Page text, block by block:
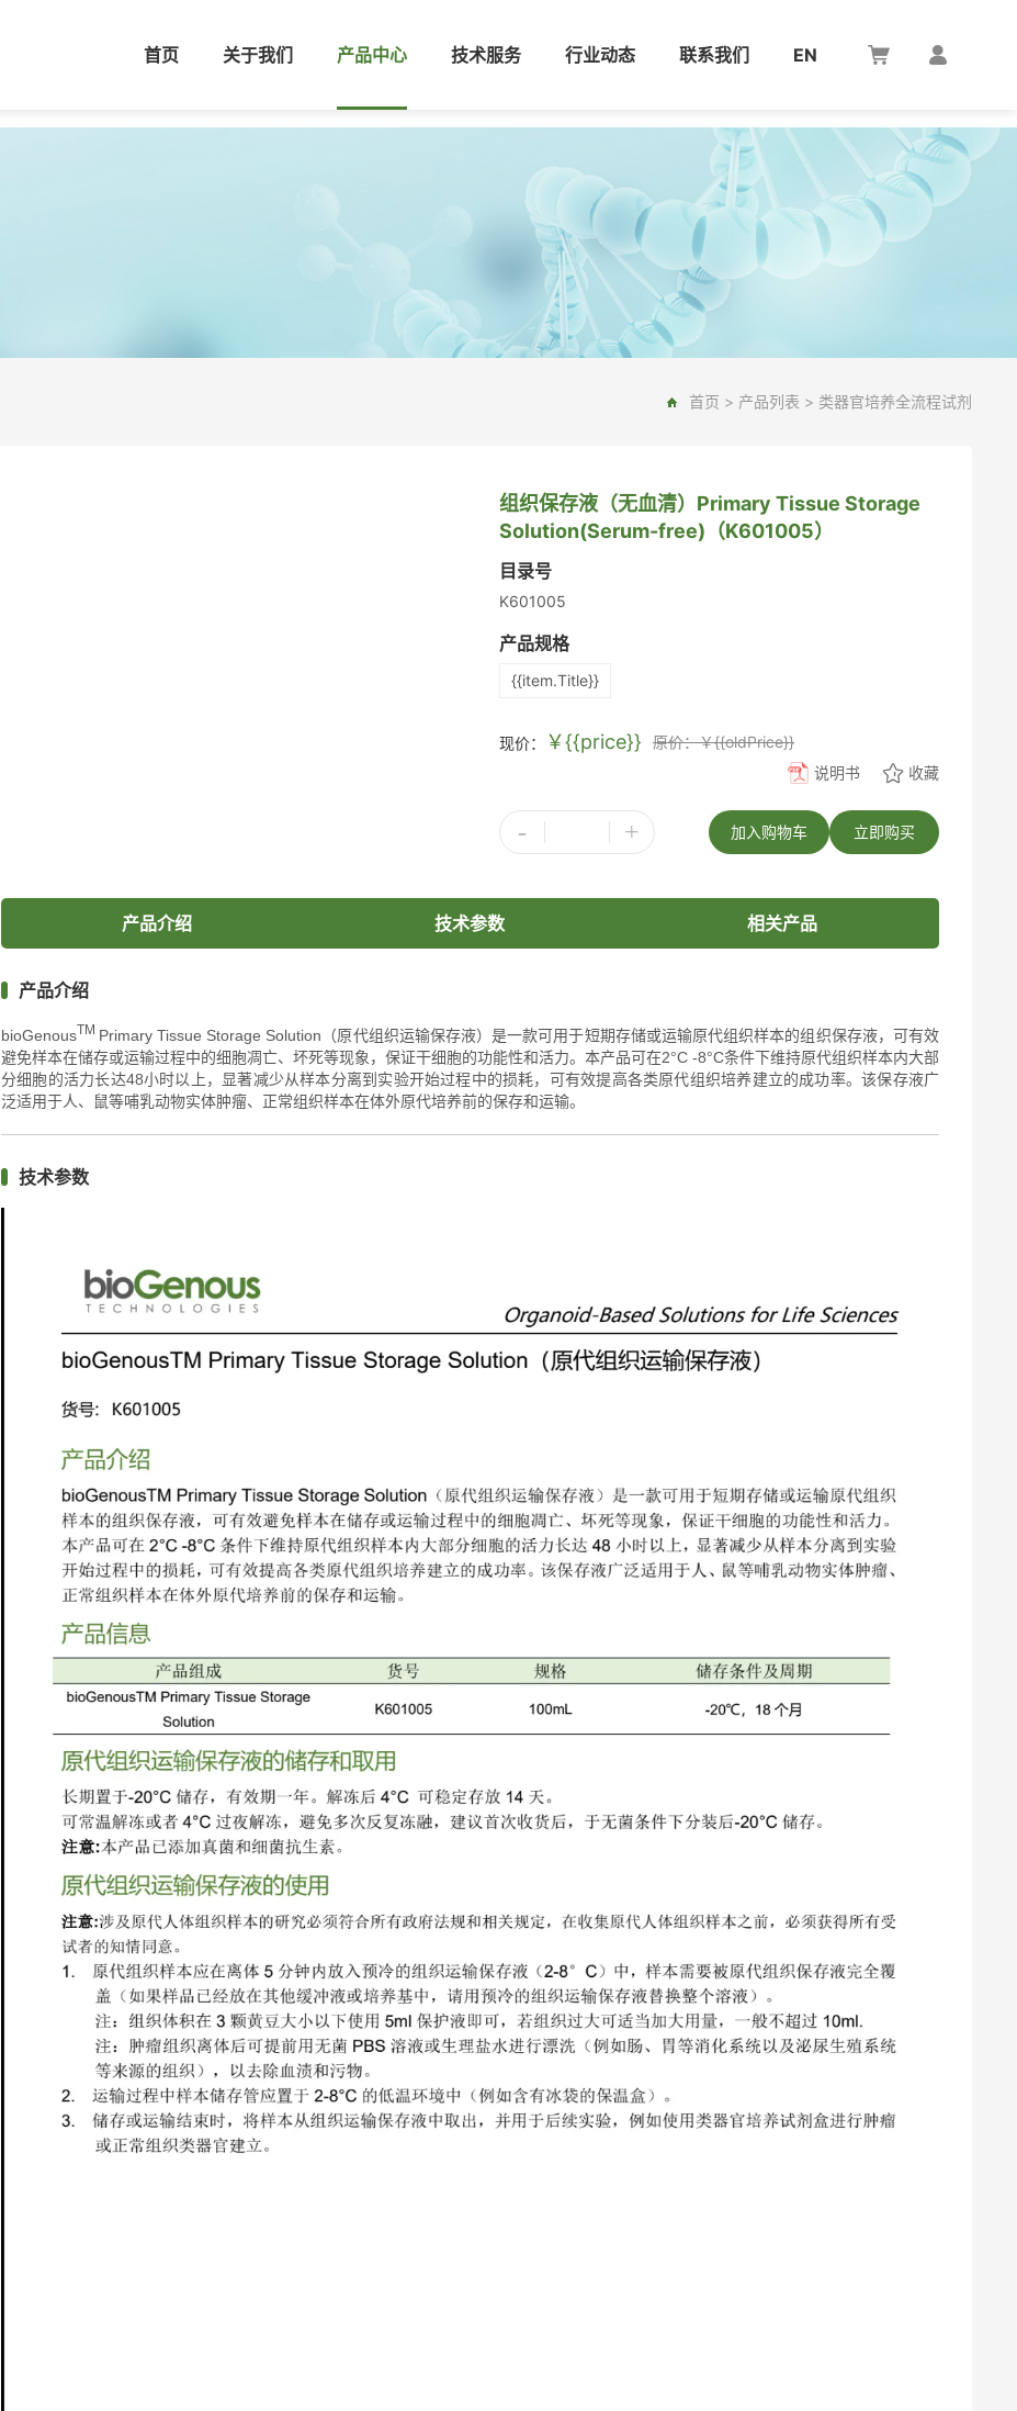
首页 关于我们 产品中心 技术服务 行业动态 联系我们 EN
首页 > 产品列表 > 类器官培养全流程试剂
组织保存液（无血清）Primary Tissue Storage
Solution(Serum-free)（K601005）
目录号
K601005
产品规格
{{item.Title}}
现价： ￥{{price}}
原价：￥{{oldPrice}}
说明书
收藏
- + 立即购买
加入购物车
产品介绍 技术参数 相关产品
产品介绍
bioGenousTM Primary Tissue Storage Solution （原代组织运输保存液）是一款可用于短期存储或运输原代组织样本的组织保存液，可有效
避免样本在储存或运输过程中的细胞凋亡、坏死等现象，保证干细胞的功能性和活力。本产品可在2°C -8°C条件下维持原代组织样本内大部
分细胞的活力长达48小时以上，显著减少从样本分离到实验开始过程中的损耗，可有效提高各类原代组织培养建立的成功率。该保存液广
泛适用于人、鼠等哺乳动物实体肿瘤、正常组织样本在体外原代培养前的保存和运输。
技术参数